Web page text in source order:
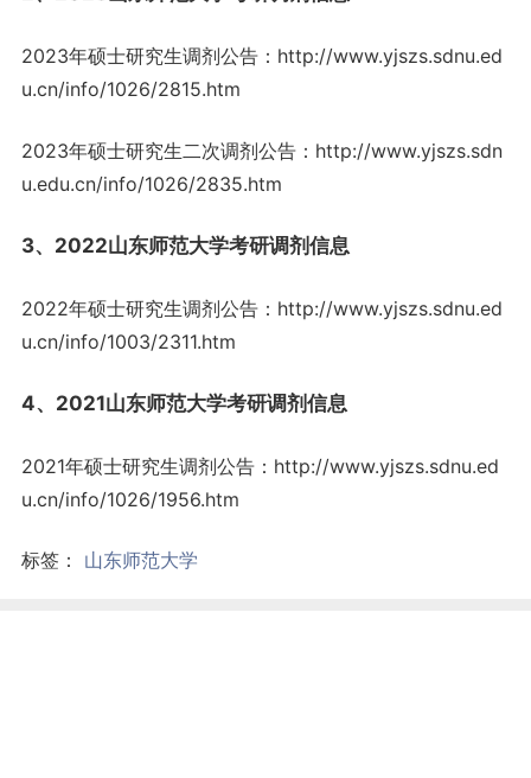
2023年硕士研究生调剂公告：http://www.yjszs.sdnu.ed
u.cn/info/1026/2815.htm
2023年硕士研究生二次调剂公告：http://www.yjszs.sdn
u.edu.cn/info/1026/2835.htm
3、2022山东师范大学考研调剂信息
2022年硕士研究生调剂公告：http://www.yjszs.sdnu.ed
u.cn/info/1003/2311.htm
4、2021山东师范大学考研调剂信息
2021年硕士研究生调剂公告：http://www.yjszs.sdnu.ed
u.cn/info/1026/1956.htm
标签： 山东师范大学